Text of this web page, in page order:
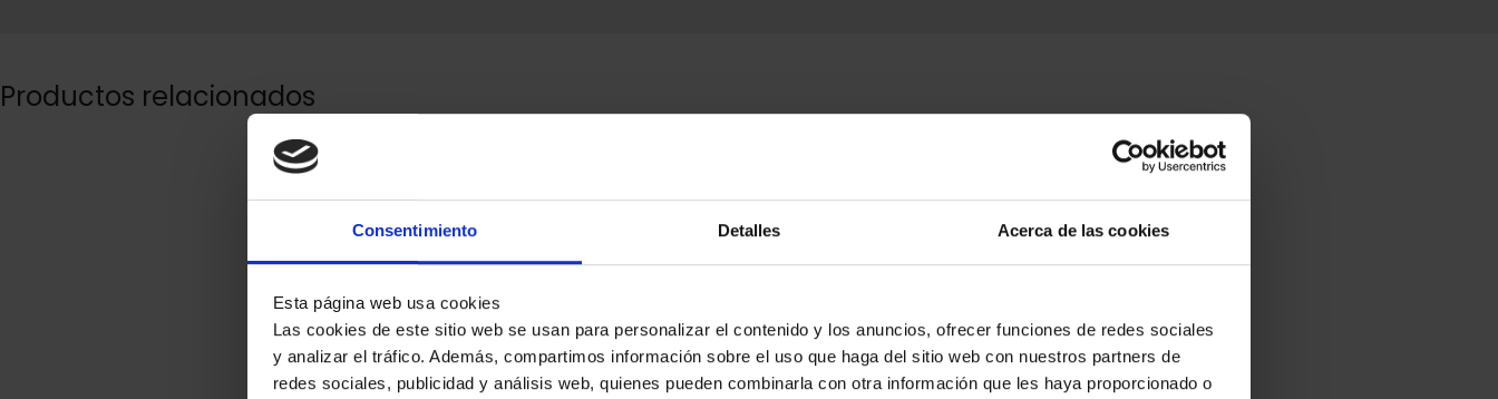
Consentimiento Detalles Acerca de las cookies
Esta página web usa cookies
Las cookies de este sitio web se usan para personalizar el contenido y los anuncios, ofrecer funciones de redes sociales
y analizar el tráfico. Además, compartimos información sobre el uso que haga del sitio web con nuestros partners de
redes sociales, publicidad y análisis web, quienes pueden combinarla con otra información que les haya proporcionado o
Productos relacionados
CUCHILLO FAGOR SET FUTURE 3 TAMAÑOS ACERO INOX